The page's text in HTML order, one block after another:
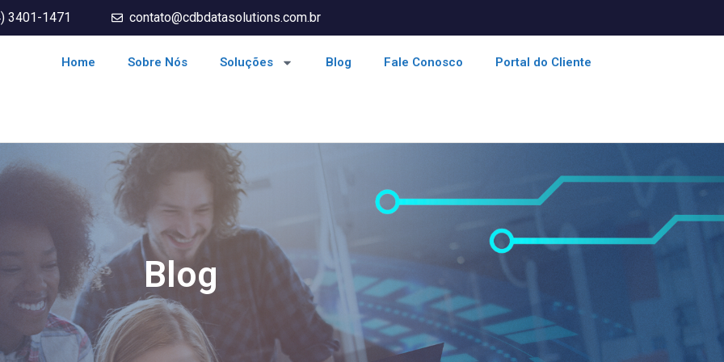
3401-1471 contato@cdbdatasolutions.com.br
Home Sobre Nós Soluções Blog Fale Conosco Portal do Cliente
Blog